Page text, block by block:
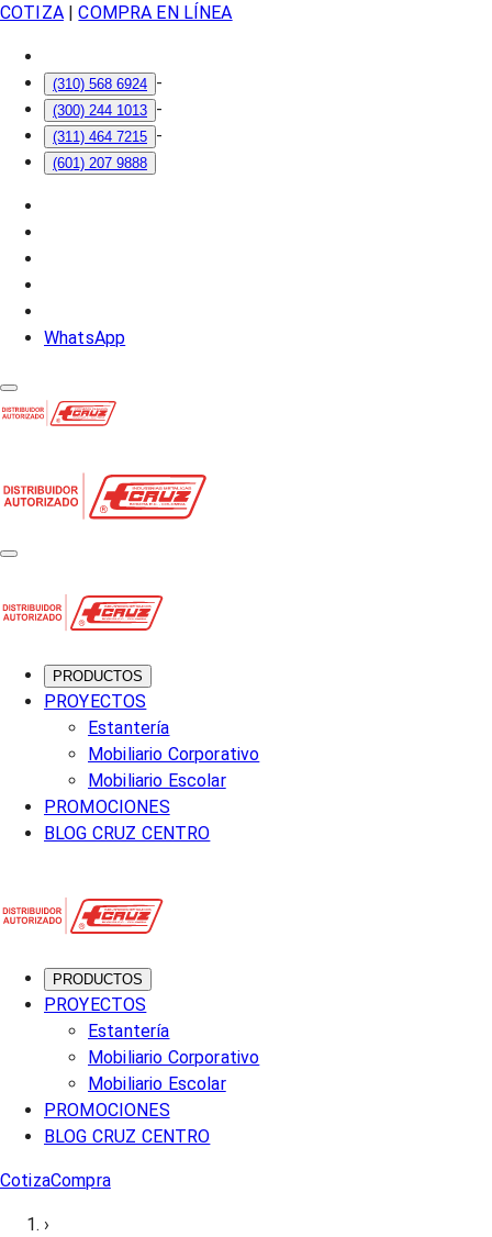
COTIZA| COMPRA EN LÍNEA
(310) 568 6924 -
(300) 244 1013 -
(311) 464 7215 -
(601) 207 9888
WhatsApp
PRODUCTOS
PROYECTOS
Estantería
Mobiliario Corporativo
Mobiliario Escolar
PROMOCIONES
BLOG CRUZ CENTRO
PRODUCTOS
PROYECTOS
Estantería
Mobiliario Corporativo
Mobiliario Escolar
PROMOCIONES
BLOG CRUZ CENTRO
CotizaCompra
›